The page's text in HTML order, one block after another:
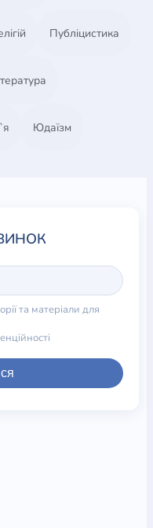
Публіцистика
Юдаїзм
та матеріали для